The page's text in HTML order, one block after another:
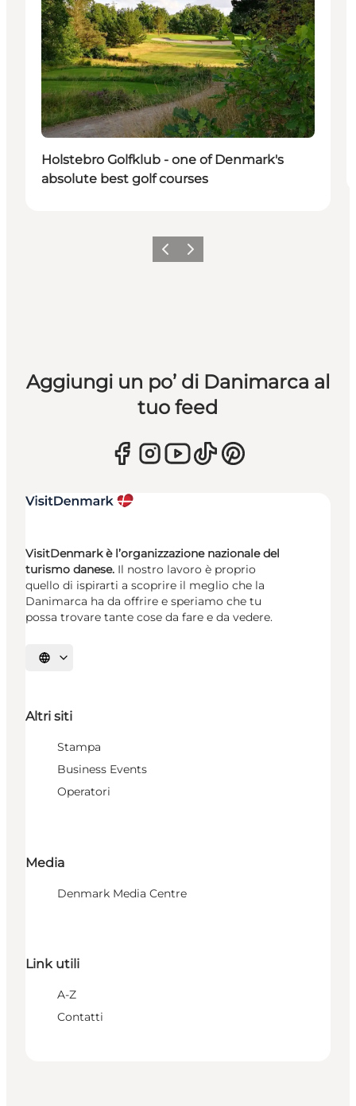
Holstebro Golfklub - one of Denmark's
absolute best golf courses
Precedente
Avanti
Aggiungi un po’ di Danimarca al
tuo feed
VisitDenmark è l’organizzazione nazionale del
turismo danese. Il nostro lavoro è proprio
quello di ispirarti a scoprire il meglio che la
Danimarca ha da offrire e speriamo che tu
possa trovare tante cose da fare e da vedere.
Seleziona la lingua
Altri siti
Stampa
Business Events
Operatori
Media
Denmark Media Centre
Link utili
A-Z
Contatti